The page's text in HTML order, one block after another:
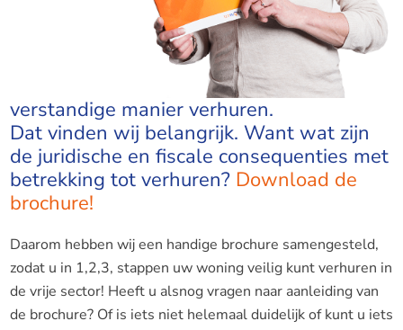
verstandige manier verhuren.
Dat vinden wij belangrijk. Want wat zijn
de juridische en fiscale consequenties met
betrekking tot verhuren? Download de
brochure!
Daarom hebben wij een handige brochure samengesteld,
zodat u in 1,2,3, stappen uw woning veilig kunt verhuren in
de vrije sector! Heeft u alsnog vragen naar aanleiding van
de brochure? Of is iets niet helemaal duidelijk of kunt u iets